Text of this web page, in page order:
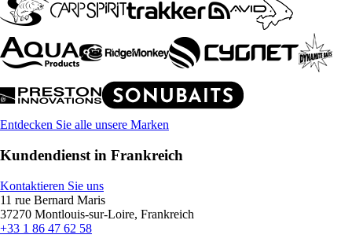
Entdecken Sie alle unsere Marken
Kundendienst in Frankreich
Kontaktieren Sie uns
11 rue Bernard Maris
37270 Montlouis-sur-Loire, Frankreich
+33 1 86 47 62 58